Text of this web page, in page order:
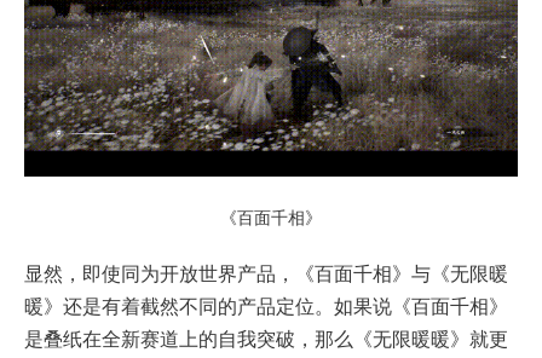
《百面千相》
显然，即使同为开放世界产品，《百面千相》与《无限暖
暖》还是有着截然不同的产品定位。如果说《百面千相》
是叠纸在全新赛道上的自我突破，那么《无限暖暖》就更